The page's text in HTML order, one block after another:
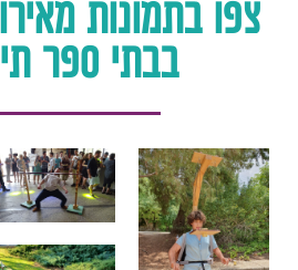
צפו בתמונות
בבתי ספר